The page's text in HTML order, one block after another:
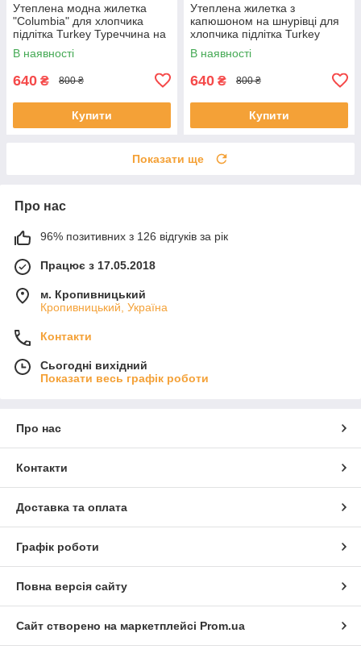
Утеплена модна жилетка
"Columbia" для хлопчика
підлітка Turkey Туреччина на
16-18 років
В наявності
640 ₴ 800 ₴
Купити
Утеплена жилетка з
капюшоном на шнурівці для
хлопчика підлітка Turkey
Туреччина на 14-18 років
В наявності
640 ₴ 800 ₴
Купити
Показати ще
Про нас
96% позитивних з 126 відгуків за рік
Працює з 17.05.2018
м. Кропивницький
Кропивницький, Україна
Контакти
Сьогодні вихідний
Показати весь графік роботи
Про нас
Контакти
Доставка та оплата
Графік роботи
Повна версія сайту
Сайт створено на маркетплейсі Prom.ua